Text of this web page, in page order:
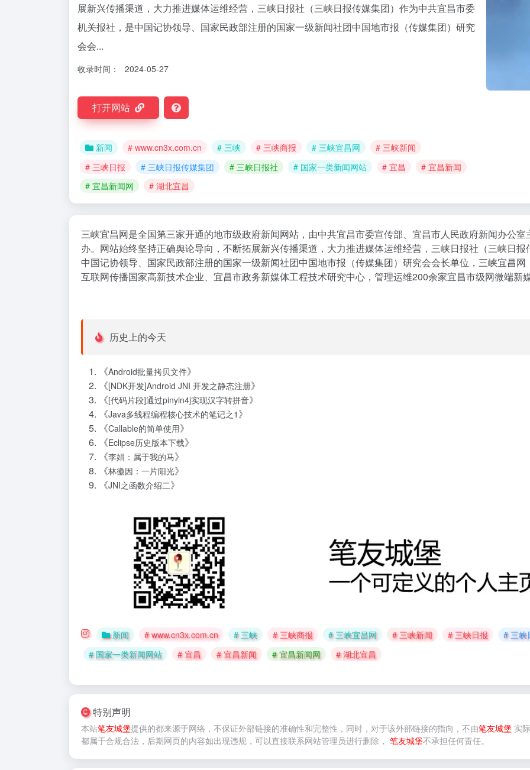
展新兴传播渠道，大力推进媒体运维经营，三峡日报社（三峡日报传媒集团）作为中共宜昌市委
机关报社，是中国记协领导、国家民政部注册的国家一级新闻社团中国地市报（传媒集团）研究
会会...
收录时间： 2024-05-27
打开网站
新闻 # www.cn3x.com.cn # 三峡 # 三峡商报 # 三峡宜昌网
# 三峡新闻
# 三峡日报
# 三峡日报传媒集团 # 三峡日报社 # 国家一类新闻网站 # 宜昌
# 宜昌新闻
# 宜昌新闻网
# 湖北宜昌
三峡宜昌网是全国第三家开通的地市级政府新闻网站，由中共宜昌市委宣传部、宜昌市人民政府新闻办公
办。网站始终坚持正确舆论导向，不断拓展新兴传播渠道，大力推进媒体运维经营，三峡日报社（三峡日
中国记协领导、国家民政部注册的国家一级新闻社团中国地市报（传媒集团）研究会会长单位，三峡宜昌
互联网传播国家高新技术企业、宜昌市政务新媒体工程技术研究中心，管理运维200余家宜昌市级网微端新
历史上的今天
《Android批量拷贝文件》
《[NDK开发]Android JNI 开发之静态注册》
《[代码片段]通过pinyin4j实现汉字转拼音》
《Java多线程编程核心技术的笔记之1 》
《Callable的简单使用》
《Eclipse历史版本下载》
《李娟：属于我的马》
《林徽因：一片阳光》
《JNI之函数介绍二》
新闻 # www.cn3x.com.cn # 三峡 # 三峡商报 # 三峡宜昌网 # 三峡新闻 # 三峡日报
# 三峡
# 国家一类新闻网站
# 宜昌 # 宜昌新闻 # 宜昌新闻网 # 湖北宜昌
特别声明
本站笔友城堡提供的都来源于网络，不保证外部链接的准确性和完整性，同时，对于该外部链接的指向，不由笔友城堡 实
都属于合规合法，后期网页的内容如出现违规，可以直接联系网站管理员进行删除， 笔友城堡不承担任何责任。